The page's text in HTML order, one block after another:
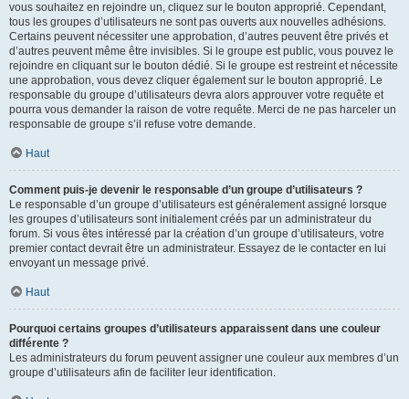
vous souhaitez en rejoindre un, cliquez sur le bouton approprié. Cependant,
tous les groupes d’utilisateurs ne sont pas ouverts aux nouvelles adhésions.
Certains peuvent nécessiter une approbation, d’autres peuvent être privés et
d’autres peuvent même être invisibles. Si le groupe est public, vous pouvez le
rejoindre en cliquant sur le bouton dédié. Si le groupe est restreint et nécessite
une approbation, vous devez cliquer également sur le bouton approprié. Le
responsable du groupe d’utilisateurs devra alors approuver votre requête et
pourra vous demander la raison de votre requête. Merci de ne pas harceler un
responsable de groupe s’il refuse votre demande.
Haut
Comment puis-je devenir le responsable d’un groupe d’utilisateurs ?
Le responsable d’un groupe d’utilisateurs est généralement assigné lorsque
les groupes d’utilisateurs sont initialement créés par un administrateur du
forum. Si vous êtes intéressé par la création d’un groupe d’utilisateurs, votre
premier contact devrait être un administrateur. Essayez de le contacter en lui
envoyant un message privé.
Haut
Pourquoi certains groupes d’utilisateurs apparaissent dans une couleur
différente ?
Les administrateurs du forum peuvent assigner une couleur aux membres d’un
groupe d’utilisateurs afin de faciliter leur identification.